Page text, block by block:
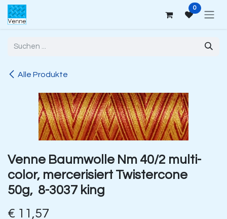
Zum Inhalt springen 0
Alle Produkte
Venne Baumwolle Nm 40/2 multi-
color, mercerisiert Twistercone
50g, 8-3037 king
€ 11,57